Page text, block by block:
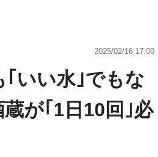
2025/02/16 17:00
｢いい水｣でもな
が｢1日10回｣必